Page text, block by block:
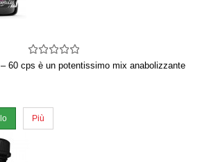
60 cps è un potentissimo mix anabolizzante
Più